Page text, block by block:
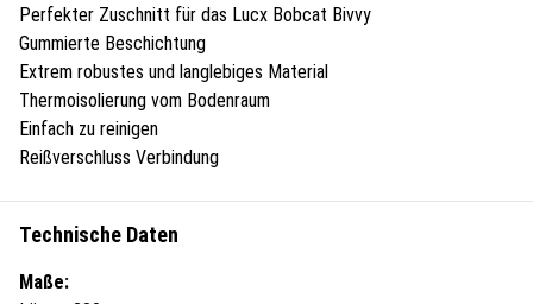
Perfekter Zuschnitt für das Lucx Bobcat Bivvy
Gummierte Beschichtung
Extrem robustes und langlebiges Material
Thermoisolierung vom Bodenraum
Einfach zu reinigen
Reißverschluss Verbindung
Technische Daten
Maße: